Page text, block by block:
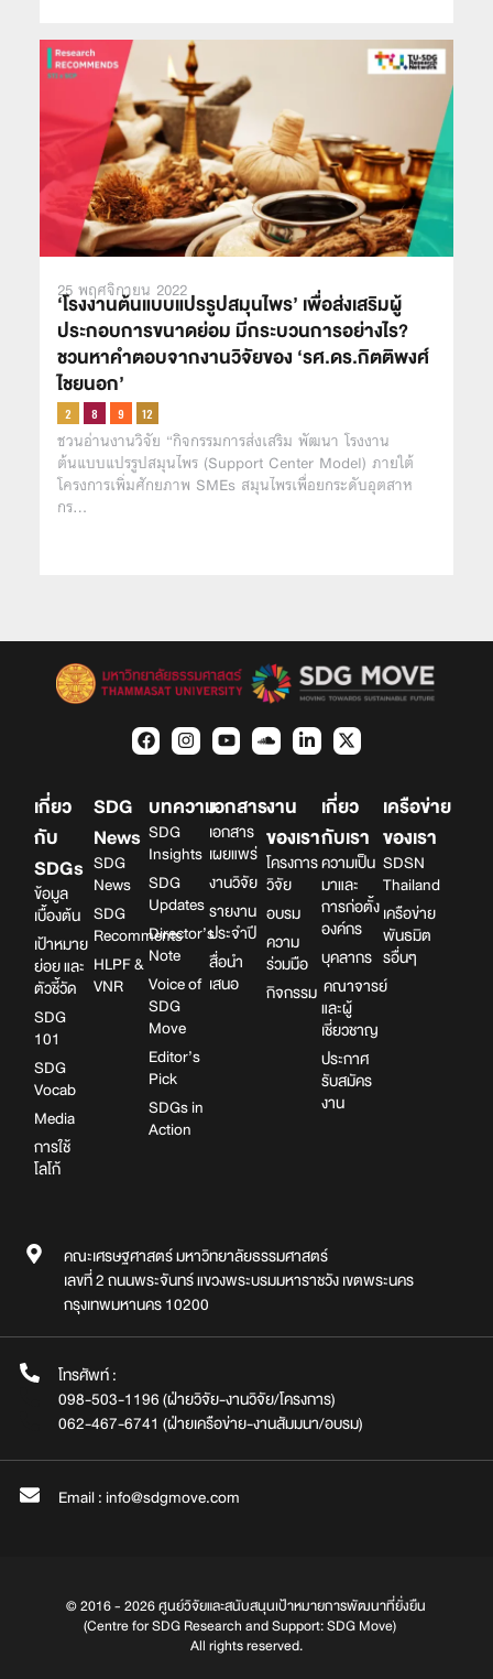
25 พฤศจิกายน 2022
‘โรงงานต้นแบบแปรรูปสมุนไพร’ เพื่อส่งเสริมผู้
ประกอบการขนาดย่อม มีกระบวนการอย่างไร?
ชวนหาคำตอบจากงานวิจัยของ ‘รศ.ดร.กิตติพงศ์
ไชยนอก’
ชวนอ่านงานวิจัย “กิจกรรมการส่งเสริม พัฒนา โรงงาน
ต้นแบบแปรรูปสมุนไพร (Support Center Model) ภายใต้
โครงการเพิ่มศักยภาพ SMEs สมุนไพรเพื่อยกระดับอุตสาห
กร…
เกี่ยว
กับ
SDGs
ข้อมูล
เบื้องต้น
เป้าหมาย
ย่อย และ
ตัวชี้วัด
SDG
101
SDG
Vocab
Media
การใช้
โลโก้
SDG
News
SDG
News
SDG
Recomments
HLPF &
VNR
บทความ
SDG
Insights
SDG
Updates
Director’s
Note
Voice of
SDG
Move
Editor’s
Pick
SDGs in
Action
เอกสาร
เอกสาร
เผยแพร่
งานวิจัย
รายงาน
ประจำปี
สื่อนำ
เสนอ
งาน
ของเรา
โครงการ
วิจัย
อบรม
ความ
ร่วมมือ
กิจกรรม
เกี่ยว
กับเรา
ความเป็น
มาและ
การก่อตั้ง
องค์กร
บุคลากร
คณาจารย์
และผู้
เชี่ยวชาญ
ประกาศ
รับสมัคร
งาน
เครือข่าย
ของเรา
SDSN
Thailand
เครือข่าย
พันธมิต
รอื่นๆ
คณะเศรษฐศาสตร์ มหาวิทยาลัยธรรมศาสตร์
เลขที่ 2 ถนนพระจันทร์ แขวงพระบรมมหาราชวัง เขตพระนคร
กรุงเทพมหานคร 10200
โทรศัพท์ :
098-503-1196 (ฝ่ายวิจัย-งานวิจัย/โครงการ)
062-467-6741 (ฝ่ายเครือข่าย-งานสัมมนา/อบรม)
Email : info@sdgmove.com
© 2016 - 2026 ศูนย์วิจัยและสนับสนุนเป้าหมายการพัฒนาที่ยั่งยืน
(Centre for SDG Research and Support: SDG Move)
All rights reserved.